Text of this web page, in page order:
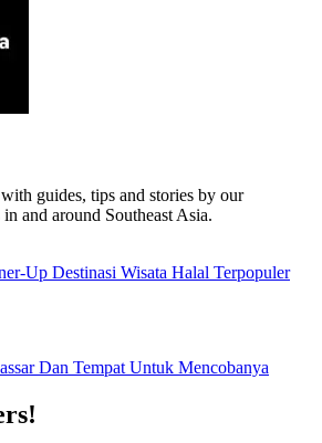
guides, tips and stories by our
and around Southeast Asia.
Up Destinasi Wisata Halal Terpopuler
Dan Tempat Untuk Mencobanya